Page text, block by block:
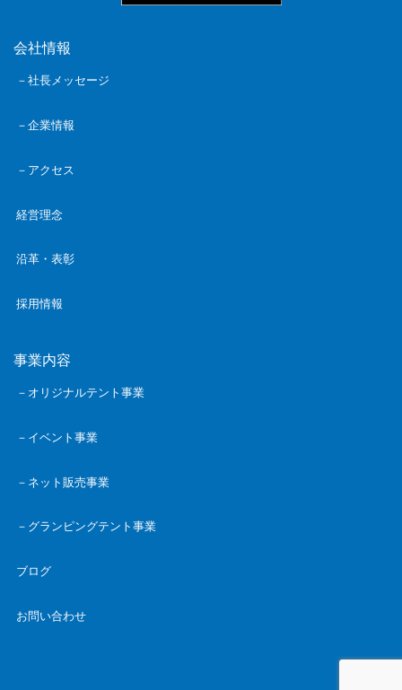
会社情報
－社長メッセージ
－企業情報
－アクセス
経営理念
沿革・表彰
採用情報
事業内容
－オリジナルテント事業
－イベント事業
－ネット販売事業
－グランピングテント事業
ブログ
お問い合わせ